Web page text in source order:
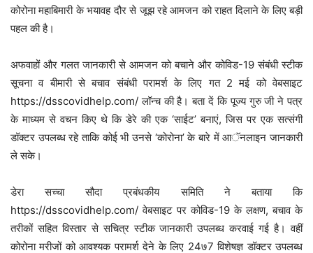
कोरोना महाबिमारी के भयावह दौर से जूझ रहे आमजन को राहत दिलाने के लिए बड़ी
पहल की है।
अफवाहों और गलत जानकारी से आमजन को बचाने और कोविड-19 संबंधी स्टीक
सूचना व बीमारी से बचाव संबंधी परामर्श के लिए गत 2 मई को वेबसाइट
https://dsscovidhelp.com/ लॉन्च की है। बता दें कि पूज्य गुरु जी ने पत्र
के माध्यम से वचन किए थे कि डेरे की एक ‘साईट’ बनाएं, जिस पर एक सत्संगी
डॉक्टर उपलब्ध रहे ताकि कोई भी उनसे ‘कोरोना’ के बारे में आॅनलाइन जानकारी
ले सके।
डेरा सच्चा सौदा प्रबंधकीय समिति ने बताया कि
https://dsscovidhelp.com/ वेबसाइट पर कोविड-19 के लक्षण, बचाव के
तरीकों सहित विस्तार से सचित्र स्टीक जानकारी उपलब्ध करवाई गई है। वहीं
कोरोना मरीजों को आवश्यक परामर्श देने के लिए 24७7 विशेषज्ञ डॉक्टर उपलब्ध